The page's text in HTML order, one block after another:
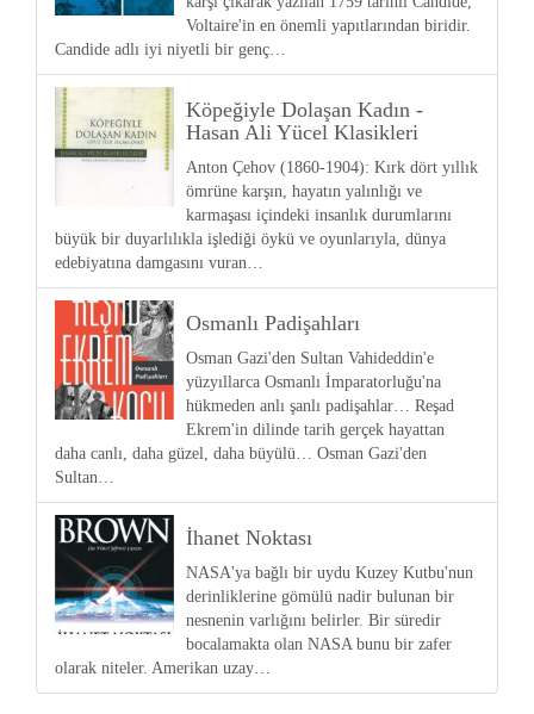
Voltaire'in en önemli yapıtlarından biridir.
Candide adlı iyi niyetli bir genç…
Köpeğiyle Dolaşan Kadın -
Hasan Ali Yücel Klasikleri
Anton Çehov (1860-1904): Kırk dört yıllık
ömrüne karşın, hayatın yalınlığı ve
karmaşası içindeki insanlık durumlarını
büyük bir duyarlılıkla işlediği öykü ve oyunlarıyla, dünya
edebiyatına damgasını vuran…
Osmanlı Padişahları
Osman Gazi'den Sultan Vahideddin'e
yüzyıllarca Osmanlı İmparatorluğu'na
hükmeden anlı şanlı padişahlar… Reşad
Ekrem'in dilinde tarih gerçek hayattan
daha canlı, daha güzel, daha büyülü… Osman Gazi'den
Sultan…
İhanet Noktası
NASA'ya bağlı bir uydu Kuzey Kutbu'nun
derinliklerine gömülü nadir bulunan bir
nesnenin varlığını belirler. Bir süredir
bocalamakta olan NASA bunu bir zafer
olarak niteler. Amerikan uzay…